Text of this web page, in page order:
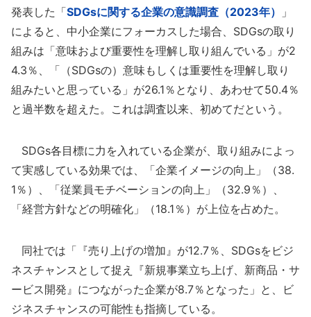
発表した「SDGsに関する企業の意識調査（2023年）
」
によると、中小企業にフォーカスした場合、SDGsの取り
組みは「意味および重要性を理解し取り組んでいる」が2
4.3％、「（SDGsの）意味もしくは重要性を理解し取り
組みたいと思っている」が26.1％となり、あわせて50.4％
と過半数を超えた。これは調査以来、初めてだという。
SDGs各目標に力を入れている企業が、取り組みによっ
て実感している効果では、「企業イメージの向上」（38.
1％）、「従業員モチベーションの向上」（32.9％）、
「経営方針などの明確化」（18.1％）が上位を占めた。
同社では「『売り上げの増加』が12.7％、SDGsをビジ
ネスチャンスとして捉え『新規事業立ち上げ、新商品・サ
ービス開発』につながった企業が8.7％となった」と、ビ
ジネスチャンスの可能性も指摘している。